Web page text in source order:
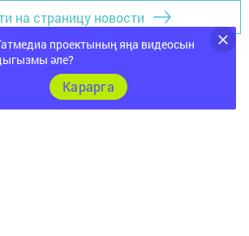
на страницу новости
проектының яңа видеосын
әле?
Карарга